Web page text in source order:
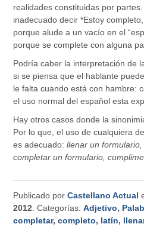
realidades constituidas por
inadecuado decir *Estoy
porque alude a un vacío en el
porque se complete con alguna
Podría caber la interpretación de
si se piensa que el hablante
le falta cuando está con hambre:
el uso normal del español esta
Hay otros casos donde la
Por lo que, el uso de cualquiera
es adecuado:llenar un
completar un formulario,
Publicado porCastellano Actual
2012 . Categorías:Adjetivo,
completar,completo, latín,